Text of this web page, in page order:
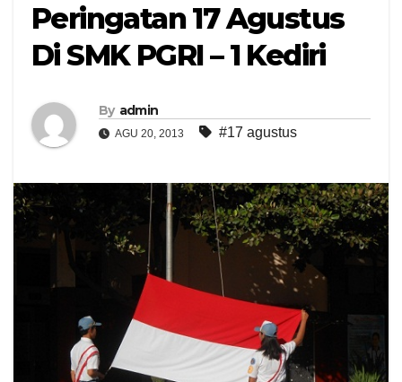
Peringatan 17 Agustus
Di SMK PGRI – 1 Kediri
By admin
AGU 20, 2013 #17 agustus